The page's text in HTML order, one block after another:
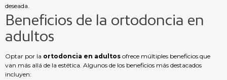
deseada.
Beneficios de la ortodoncia en
adultos
Optar por la ortodoncia en adultos ofrece múltiples beneficios que
van más allá de la estética. Algunos de los beneficios más destacados
incluyen: